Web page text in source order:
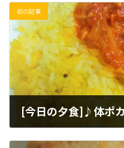
前の記事